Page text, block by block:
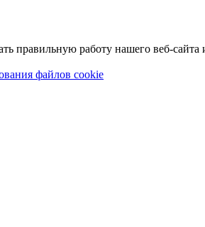
правильную работу нашего веб-сайта
файлов cookie